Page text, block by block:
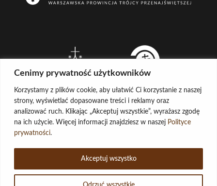
Cenimy prywatność użytkowników
Korzystamy z plików cookie, aby ułatwić Ci korzystanie z naszej
strony, wyświetlać dopasowane treści i reklamy oraz
analizować ruch. Klikając „Akceptuj wszystkie”, wyrażasz zgodę
na ich użycie. Więcej informacji znajdziesz w naszej Polityce
prywatności.
Akceptuj wszystko
LOG IN